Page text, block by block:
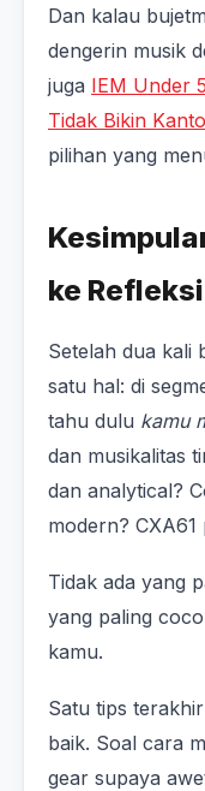
Dan kalau
dengerin musik
juga IEM Under
Tidak Bikin
pilihan yang
ke Refleksi
Setelah dua kali
satu hal: di
tahu dulu kamu
dan musikalitas
dan analytical?
modern? CXA61
Tidak ada yang
yang paling
kamu.
Satu tips
baik. Soal cara
gear supaya